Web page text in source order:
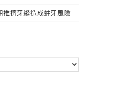
推擠牙縫造成蛀牙風險